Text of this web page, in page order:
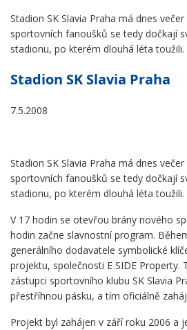
Stadion SK Slavia Praha má dnes
sportovních fanoušků se tedy dočkají
stadionu, po kterém dlouhá léta toužili.
Stadion SK Slavia Praha
7.5.2008
Stadion SK Slavia Praha má dnes
sportovních fanoušků se tedy dočkají
stadionu, po kterém dlouhá léta toužili.
V 17 hodin se otevřou brány nového
hodin začne slavnostní program.
generálního dodavatele symbolické
projektu, společnosti E SIDE Property.
zástupci sportovního klubu SK Slavia
přestříhnou pásku, a tím oficiálně
Projekt byl zahájen v září roku 2006 a